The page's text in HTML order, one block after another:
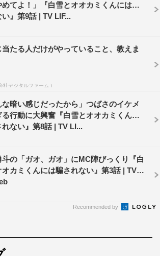
てくる。すると、動揺を隠せず嫉妬した
に、MC陣からは「すごーい」「隠せて
燃えたぎる何かを感じる」とコメント。
進める5人は、作業に疲れてきた様子
ート行きたかったな」と漏らすと、ちょ
のLINEが鳴り、夜景を背景に写るまる
送られてくる。この写真を見てショック
のこうすけに、すずが「嫌なん？」と聞
に好感を持っているあやのは複雑な表情
がすずを買い出しに誘い、お互いの今
ど、距離を縮める。そんな中、10人の
の「太陽LINE」で、あいりがさなりを
めてよ！」『白雪とオオカミくんには騙
い』第9話 | TV LIF...
当たる人だけがやっていること、教えま
社デジタルファーム )
な暗い感じだったから」つばさのイケメ
る行動に大興奮『白雪とオオカミくんに
れない』第8話 | TV LI...
斗の「ガオ、ガオ」にMC陣びっくり『白
オカミくんには騙されない』第3話 | TV L
Recommended by